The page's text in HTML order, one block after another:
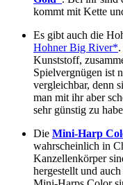
kommt mit Kette
Es gibt auch die
Hohner Big River*
Kunststoff,
Spielvergnügen ist
vergleichbar, denn
man mit ihr aber
sehr günstig zu
Die Mini-Harp
wahrscheinlich in
Kanzellenkörper
hergestellt und